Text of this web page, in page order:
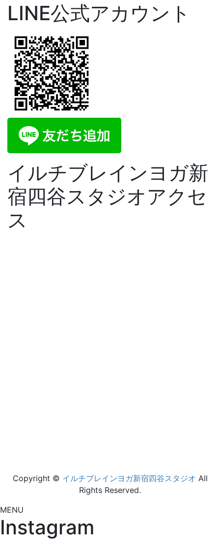
LINE公式アカウント
イルチブレインヨガ新
宿四谷スタジオアクセ
ス
Copyright © イルチブレインヨガ新宿四谷スタジオ All
Rights Reserved.
MENU
Instagram